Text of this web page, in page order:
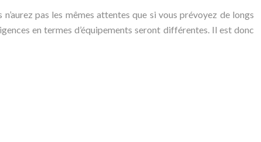
pas les mêmes attentes que si vous prévoyez de longs
en termes d’équipements seront différentes. Il est donc